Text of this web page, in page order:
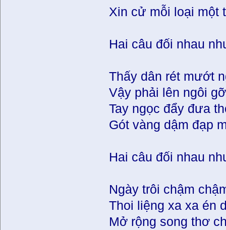
Xin cử mỗi loại một
Hai câu đối nhau
Thấy dân rét mướt
Vậy phải lên ngôi
Tay ngọc đẩy đưa
Gót vàng dậm đạp
Hai câu đối nhau
Ngày trôi chậm
Thoi liệng xa xa én
Mở rộng song thơ